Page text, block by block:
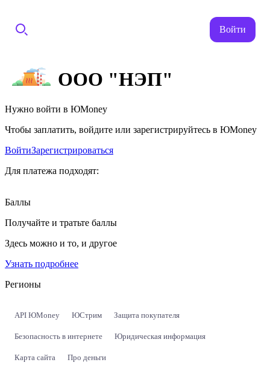
Войти
ООО "НЭП"
Нужно войти в ЮMoney
Чтобы заплатить, войдите или зарегистрируйтесь в ЮMoney
ВойтиЗарегистрироваться
Для платежа подходят:
Баллы
Получайте и тратьте баллы
Здесь можно и то, и другое
Узнать подробнее
Регионы
API ЮMoney ЮСтрим Защита покупателя
Безопасность в интернете Юридическая информация
Карта сайта Про деньги